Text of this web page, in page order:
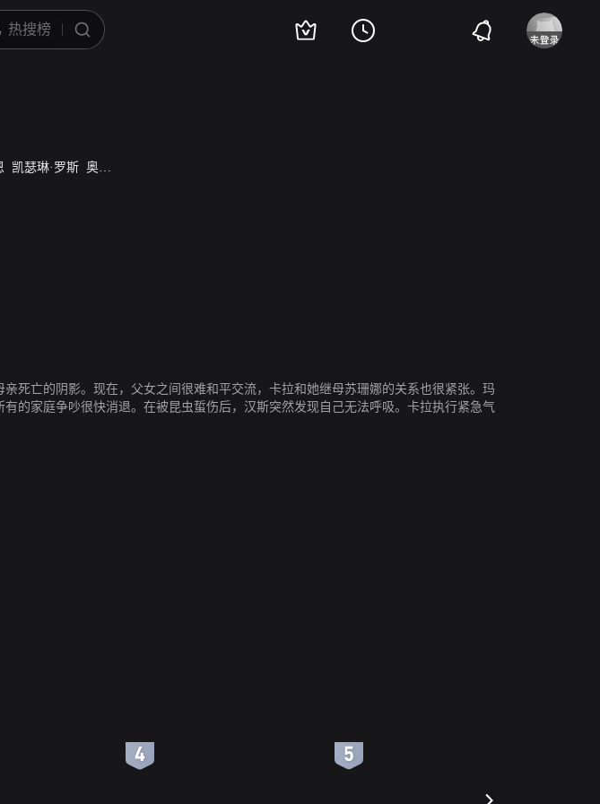
凯瑟琳·罗斯 奥利维娅·德哈维兰
死亡的阴影。现在，父女之间很难和平交流，卡拉和她继母苏珊娜的关系也很紧张。玛
的家庭争吵很快消退。在被昆虫蜇伤后，汉斯突然发现自己无法呼吸。卡拉执行紧急气